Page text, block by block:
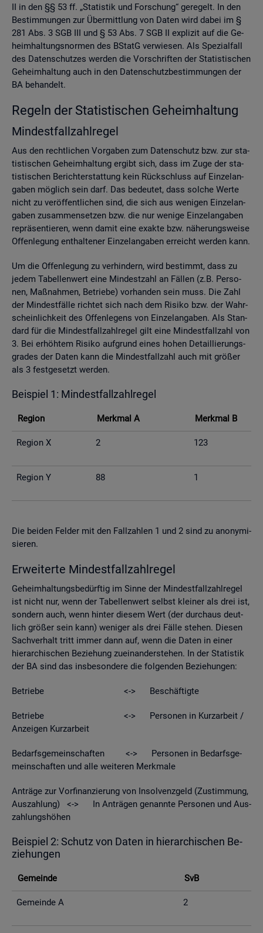
II in den §§ 53 ff. „Sta­tis­tik und For­schung“ ge­re­gelt. In den
Be­stim­mun­gen zur Über­mitt­lung von Daten wird dabei im §
281 Abs. 3 SGB III und § 53 Abs. 7 SGB II ex­pli­zit auf die Ge­
heim­hal­tungs­nor­men des BStatG ver­wie­sen. Als Spe­zi­al­fall
des Da­ten­schut­zes wer­den die Vor­schrif­ten der Sta­tis­ti­schen
Ge­heim­hal­tung auch in den Da­ten­schutz­be­stim­mun­gen der
BA be­han­delt.
Re­geln der Sta­tis­ti­schen Ge­heim­hal­tung
Min­dest­fall­zahl­re­gel
Aus den recht­li­chen Vor­ga­ben zum Da­ten­schutz bzw. zur sta­
tis­ti­schen Ge­heim­hal­tung er­gibt sich, dass im Zuge der sta­
tis­ti­schen Be­richt­erstat­tung kein Rück­schluss auf Ein­zel­an­
ga­ben mög­lich sein darf. Das be­deu­tet, dass sol­che Werte
nicht zu ver­öf­fent­li­chen sind, die sich aus we­ni­gen Ein­zel­an­
ga­ben zu­sam­men­set­zen bzw. die nur we­ni­ge Ein­zel­an­ga­ben
re­prä­sen­tie­ren, wenn damit eine ex­ak­te bzw. nä­he­rungs­wei­se
Of­fen­le­gung ent­hal­te­ner Ein­zel­an­ga­ben er­reicht wer­den kann.
Um die Of­fen­le­gung zu ver­hin­dern, wird be­stimmt, dass zu
jedem Ta­bel­len­wert eine Min­dest­zahl an Fäl­len (z.B. Per­so­
nen, Maß­nah­men, Be­trie­be) vor­han­den sein muss. Die Zahl
der Min­dest­fäl­le rich­tet sich nach dem Ri­si­ko bzw. der Wahr­
schein­lich­keit des Of­fen­le­gens von Ein­zel­an­ga­ben. Als Stan­
dard für die Min­dest­fall­zahl­re­gel gilt eine Min­dest­fall­zahl von
3. Bei er­höh­tem Ri­si­ko auf­grund eines hohen De­tail­lie­rungs­
gra­des der Daten kann die Min­dest­fall­zahl auch mit grö­ßer
als 3 fest­ge­setzt wer­den.
Bei­spiel 1: Min­dest­fall­zahl­re­gel
Re­gi­on Merk­mal A Merk­mal B
Re­gi­on X 2 123
Re­gi­on Y 88 1
Die bei­den Fel­der mit den Fall­zah­len 1 und 2 sind zu an­ony­mi­
sie­ren.
Er­wei­ter­te Min­dest­fall­zahl­re­gel
Ge­heim­hal­tungs­be­dürf­tig im Sinne der Min­dest­fall­zahl­re­gel
ist nicht nur, wenn der Ta­bel­len­wert selbst klei­ner als drei ist,
son­dern auch, wenn hin­ter die­sem Wert (der durch­aus deut­
lich grö­ßer sein kann) we­ni­ger als drei Fälle ste­hen. Die­sen
Sach­ver­halt tritt immer dann auf, wenn die Daten in einer
hier­ar­chi­schen Be­zie­hung zu­ein­an­der­ste­hen. In der Sta­tis­tik
der BA sind das ins­be­son­de­re die fol­gen­den Be­zie­hun­gen:
Be­trie­be <-> Be­schäf­tig­te
Be­trie­be <-> Per­so­nen in Kurz­ar­beit /
An­zei­gen Kurz­ar­beit
Be­darfs­ge­mein­schaf­ten <-> Per­so­nen in Be­darfs­ge­
mein­schaf­ten und alle wei­te­ren Merk­ma­le
An­trä­ge zur Vor­fi­nan­zie­rung von In­sol­venz­geld (Zu­stim­mung,
Aus­zah­lung) <-> In An­trä­gen ge­nann­te Per­so­nen und Aus­
zah­lungs­hö­hen
Bei­spiel 2: Schutz von Daten in hier­ar­chi­schen Be­
zie­hun­gen
Ge­mein­de SvB
Ge­mein­de A 2